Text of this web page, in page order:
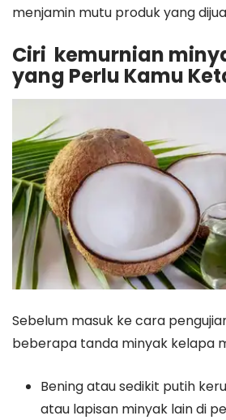
menjamin mutu produk yang
Ciri kemurnian
yang Perlu Kamu
Sebelum masuk ke cara
beberapa tanda minyak kelapa
Bening atau sedikit putih
atau lapisan minyak lain di